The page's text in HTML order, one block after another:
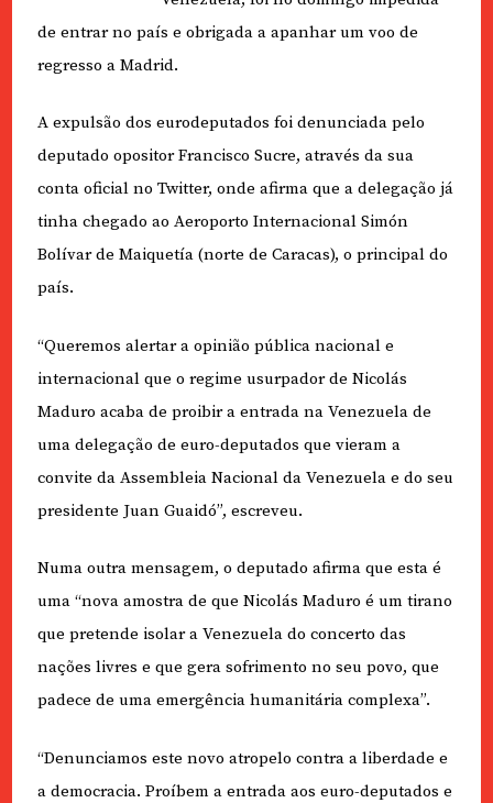
de entrar no país e obrigada a apanhar um voo de
regresso a Madrid.
A expulsão dos eurodeputados foi denunciada pelo
deputado opositor Francisco Sucre, através da sua
conta oficial no Twitter, onde afirma que a delegação já
tinha chegado ao Aeroporto Internacional Simón
Bolívar de Maiquetía (norte de Caracas), o principal do
país.
“Queremos alertar a opinião pública nacional e
internacional que o regime usurpador de Nicolás
Maduro acaba de proibir a entrada na Venezuela de
uma delegação de euro-deputados que vieram a
convite da Assembleia Nacional da Venezuela e do seu
presidente Juan Guaidó”, escreveu.
Numa outra mensagem, o deputado afirma que esta é
uma “nova amostra de que Nicolás Maduro é um tirano
que pretende isolar a Venezuela do concerto das
nações livres e que gera sofrimento no seu povo, que
padece de uma emergência humanitária complexa”.
“Denunciamos este novo atropelo contra a liberdade e
a democracia. Proíbem a entrada aos euro-deputados e